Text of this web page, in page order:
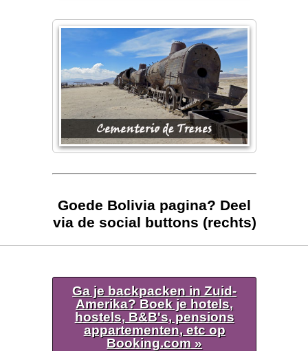
Goede Bolivia pagina? Deel
via de social buttons (rechts)
Ga je backpacken in Zuid-
Amerika? Boek je hotels,
hostels, B&B's, pensions
appartementen, etc op
Booking.com »